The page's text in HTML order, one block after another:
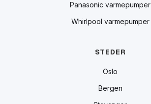
Panasonic varmepumper
Whirlpool varmepumper
STEDER
Oslo
Bergen